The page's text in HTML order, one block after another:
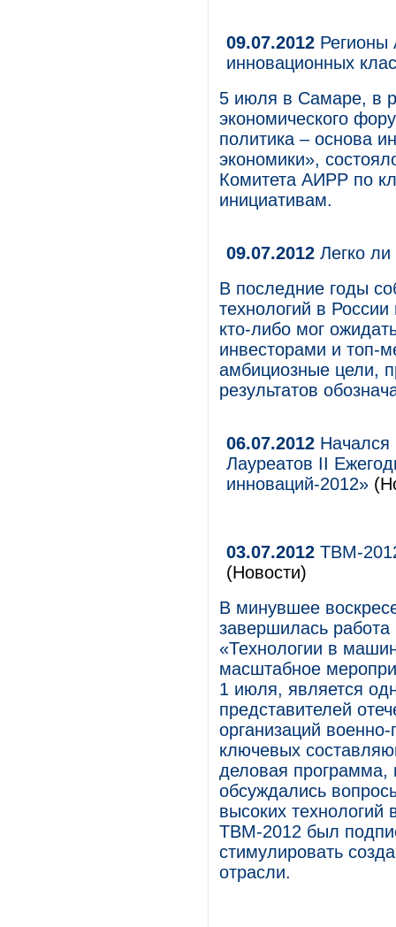
09.07.2012 Регионы
инновационных
5 июля в Самаре, в
экономического
политика – основа
экономики»,
Комитета АИРР по
инициативам.
09.07.2012 Легко
В последние годы
технологий в
кто-либо мог
инвесторами и топ-
амбициозные цели,
результатов
06.07.2012 Начался
Лауреатов II
инноваций-2012»
03.07.2012 ТВМ-
(Новости)
В минувшее
завершилась
«Технологии в
масштабное
1 июля, является
представителей
организаций
ключевых
деловая программа,
обсуждались
высоких
ТВМ-2012 был
стимулировать
отрасли.